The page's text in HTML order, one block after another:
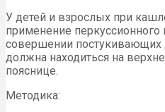
У детей и взрослых при
применение
совершении
должна находиться на
пояснице.
Методика: